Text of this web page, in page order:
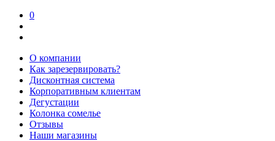
0
О компании
Как зарезервировать?
Дисконтная система
Корпоративным клиентам
Дегустации
Колонка сомелье
Отзывы
Наши магазины